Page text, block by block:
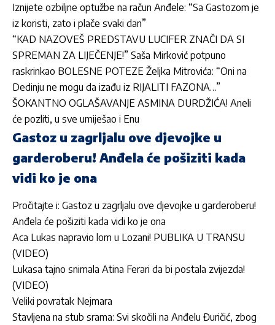
Iznijete ozbiljne optužbe na račun Anđele: “Sa Gastozom je
iz koristi, zato i plače svaki dan”
“KAD NAZOVEŠ PREDSTAVU LUCIFER ZNAČI DA SI
SPREMAN ZA LIJEČENJE!” Saša Mirković potpuno
raskrinkao BOLESNE POTEZE Željka Mitrovića: “Oni na
Dedinju ne mogu da izađu iz RIJALITI FAZONA…”
ŠOKANTNO OGLAŠAVANJE ASMINA DURDŽIĆA! Aneli
će pozliti, u sve umiješao i Enu
Gastoz u zagrljalu ove djevojke u
garderoberu! Anđela će pošiziti kada
vidi ko je ona
Pročitajte i: Gastoz u zagrljalu ove djevojke u garderoberu!
Anđela će pošiziti kada vidi ko je ona
Aca Lukas napravio lom u Lozani! PUBLIKA U TRANSU
(VIDEO)
Lukasa tajno snimala Atina Ferari da bi postala zvijezda!
(VIDEO)
Veliki povratak Nejmara
Stavljena na stub srama: Svi skočili na Anđelu Đuričić, zbog